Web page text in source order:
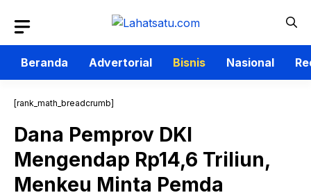
isi
Beranda
Advertorial Bisnis Nasional
[rank_math_breadcrumb]
Dana Pemprov DKI
Mengendap Rp14,6 Triliun,
Menkeu Minta Pemda